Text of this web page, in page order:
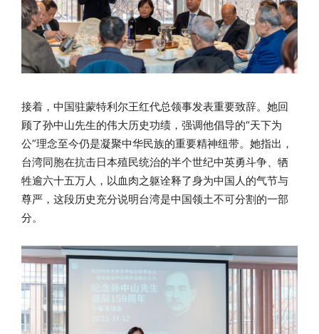
接着，中国驻蒙特利尔王红代总领事发表重要致辞。她回
顾了孙中山先生的伟大历史功绩，强调他倡导的“天下为
公”理念至今仍是凝聚中华民族的重要精神纽带。她指出，
台湾同胞在抗击日本殖民统治的半个世纪中英勇斗争、牺
牲逾六十五万人，以血肉之躯诠释了身为中国人的气节与
尊严，这段历史充分说明台湾是中国领土不可分割的一部
分。